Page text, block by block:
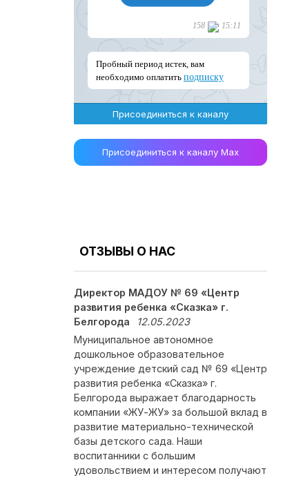
Присоединиться к каналу
Присоединиться к каналу Max
ОТЗЫВЫ О НАС
Директор МАДОУ № 69 «Центр
развития ребенка «Сказка» г.
Белгорода
12.05.2023
Муниципальное автономное
дошкольное образовательное
учреждение детский сад № 69 «Центр
развития ребенка «Сказка» г.
Белгорода выражает благодарность
компании «ЖУ-ЖУ» за большой вклад в
развитие материально-технической
базы детского сада. Наши
воспитанники с большим
удовольствием и интересом получают